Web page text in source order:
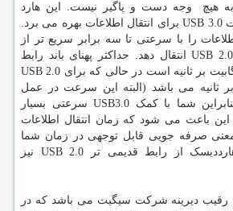
به هیچ وجه دست و پاگیر نیست. این هارد
دیسک از رابط پرسرعت USB 3.0 برای انتقال اطلاعات بهره می برد.
را با سرعتی تا سه برابر سریع تر از
رابط قبلی خود یعنی USB 2.0 انتقال دهد. حداکثر پهنای باند رابط
USB 3.0 در حدود 5 گیگابیت بر ثانیه است در حالی که برای USB 2.0
مگابیت بر ثانیه می باشد (البته این سرعت در عمل
کاملا متفاوت است) بنابراین شما با کمک USB3.0 سرعتی بسیار
این باعث می شود که زمان انتقال اطلاعات
صرفه جویی قابل توجهی در زمان شما
می شود. البته این هارددیسک از رابط قدیمی تر USB 2.0 نیز
رقیب دیرینه شرکت سیگیت می باشد که در